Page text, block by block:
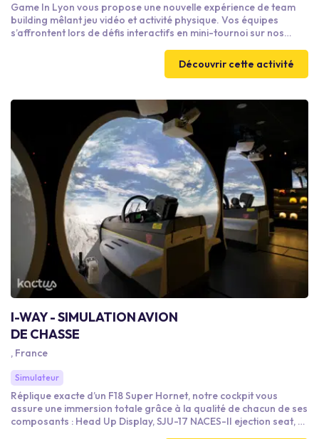
Game In Lyon vous propose une nouvelle expérience de team
building mêlant jeu vidéo et activité physique. Vos équipes
s’affrontent lors de défis interactifs en mini-tournoi sur nos
de notre ping-pong interactif unique en France. Une activité
fun, dynamique et fédératrice, idéale pour renforcer la
Lyon !
Découvrir cette activité
I-WAY - SIMULATION AVION
DE CHASSE
, France
Simulateur
Réplique exacte d’un F18 Super Hornet, notre cockpit vous
assure une immersion totale grâce à la qualité de chacun de ses
composants : Head Up Display, SJU-17 NACES-II ejection seat, ….